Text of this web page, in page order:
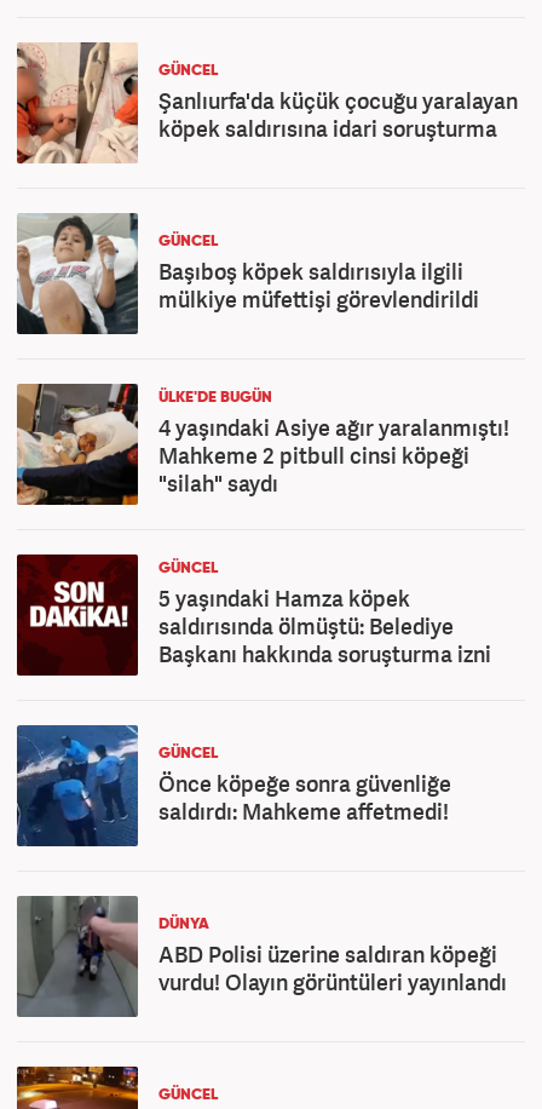
GÜNCEL
Şanlıurfa'da küçük çocuğu yaralayan
köpek saldırısına idari soruşturma
GÜNCEL
Başıboş köpek saldırısıyla ilgili
mülkiye müfettişi görevlendirildi
ÜLKE'DE BUGÜN
4 yaşındaki Asiye ağır yaralanmıştı!
Mahkeme 2 pitbull cinsi köpeği
"silah" saydı
GÜNCEL
5 yaşındaki Hamza köpek
saldırısında ölmüştü: Belediye
Başkanı hakkında soruşturma izni
GÜNCEL
Önce köpeğe sonra güvenliğe
saldırdı: Mahkeme affetmedi!
DÜNYA
ABD Polisi üzerine saldıran köpeği
vurdu! Olayın görüntüleri yayınlandı
GÜNCEL